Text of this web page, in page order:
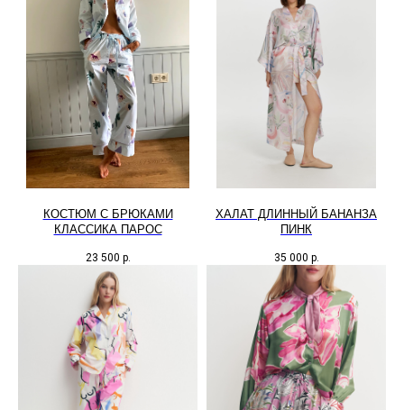
КОСТЮМ С БРЮКАМИ
КЛАССИКА ПАРОС
23 500 р.
ХАЛАТ ДЛИННЫЙ БАНАНЗА
ПИНК
35 000 р.